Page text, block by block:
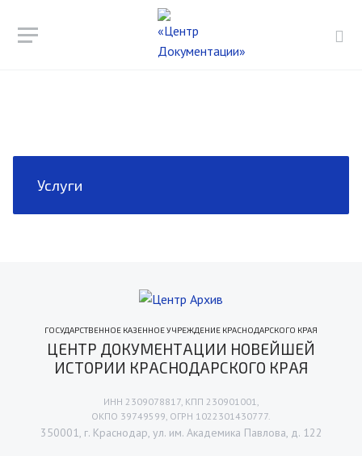
Услуги
ГОСУДАРСТВЕННОЕ КАЗЕННОЕ УЧРЕЖДЕНИЕ КРАСНОДАРСКОГО КРАЯ
ЦЕНТР ДОКУМЕНТАЦИИ НОВЕЙШЕЙ
ИСТОРИИ КРАСНОДАРСКОГО КРАЯ
ИНН 2309078817, КПП 230901001,
ОКПО 39749599, ОГРН 1022301430777.
350001, г. Краснодар, ул. им. Академика Павлова, д. 122